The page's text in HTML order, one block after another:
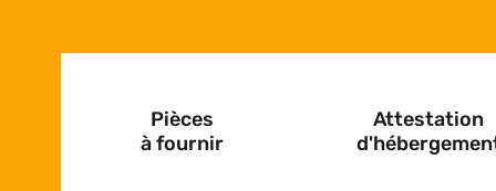
Pièces
à fournir
Attestation